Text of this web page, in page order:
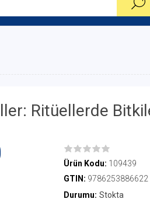
Ritüellerde
Ürün Kodu: 109439
GTIN: 9786253886622
Durumu: Stokta